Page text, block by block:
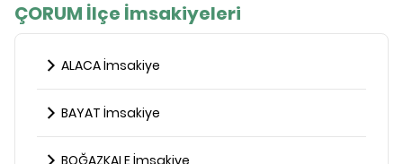
ÇORUM İlçe İmsakiyeleri
ALACA İmsakiye
BAYAT İmsakiye
BOĞAZKALE İmsakiye